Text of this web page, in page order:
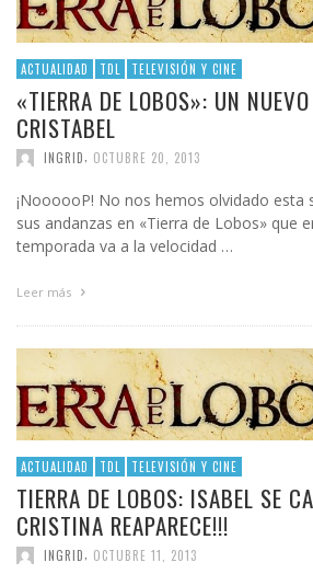
ACTUALIDAD TDL TELEVISIÓN Y CINE
«TIERRA DE LOBOS»: UN
CRISTABEL
INGRID OCTUBRE 20, 2013
¡NoooooP! No nos hemos olvidado esta
sus andanzas en «Tierra de Lobos» que
temporada va a la velocidad …
Leer más
ACTUALIDAD TDL TELEVISIÓN Y CINE
TIERRA DE LOBOS: ISABEL SE
CRISTINA REAPARECE!!!
INGRID OCTUBRE 11, 2013